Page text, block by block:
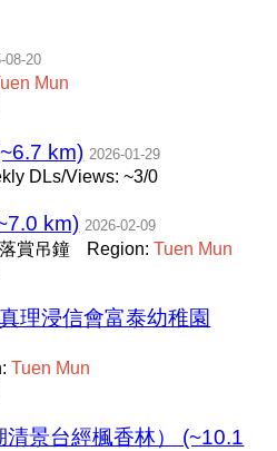
08-20
Mun
km) 2026-01-29
DLs/Views: ~3/0
km) 2026-02-09
賞吊鐘 Region:Tuen Mun
理浸信會富泰幼稚園
Tuen Mun
清景台經楓香林） (~10.1